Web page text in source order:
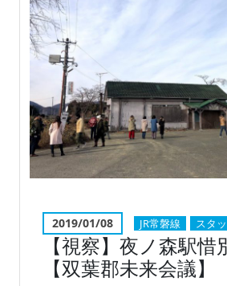
2019/01/08 JR常磐線 スタ
【視察】夜ノ森駅惜
【双葉郡未来会議】